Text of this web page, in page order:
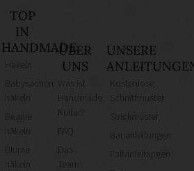
TOP
IN
HANDMADE
häkeln
häkeln
ÜBER
UNS
Was ist
Kultur?
Team
UNSERE
Kostenlose
Schnittmuster
Strickmuster
Bauanleitungen
Faltanleitungen